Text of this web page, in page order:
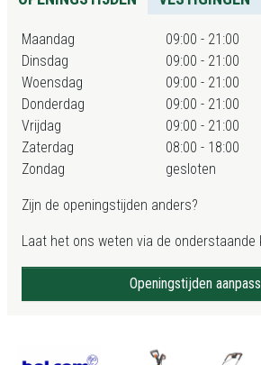
Maandag
09:00 - 21:00
Dinsdag
09:00 - 21:00
Woensdag
09:00 - 21:00
Donderdag
09:00 - 21:00
Vrijdag
09:00 - 21:00
Zaterdag
08:00 - 18:00
Zondag
gesloten
Zijn de openingstijden anders?
Laat het ons weten via de onderstaande
Openingstijden